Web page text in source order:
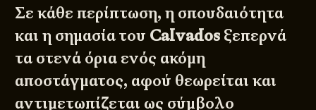
Σε κάθε περίπτωση, η σπουδαιότητα
και η σημασία του Calvados ξεπερνά
τα στενά όρια ενός ακόμη
αποστάγματος, αφού θεωρείται και
αντιμετωπίζεται ως σύμβολο